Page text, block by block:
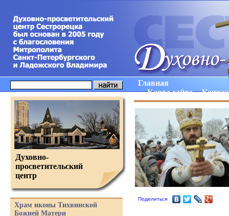
Главная
Карта сайта
Поделиться
Духовно-
просветительский
центр
Храм иконы Тихвинской
Божией Матери